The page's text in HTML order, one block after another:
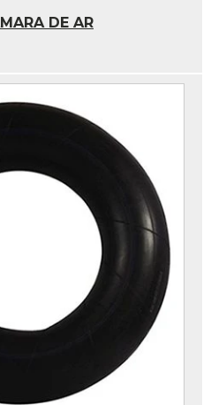
DE AR